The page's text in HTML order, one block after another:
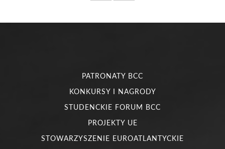
PATRONATY BCC
KONKURSY I NAGRODY
STUDENCKIE FORUM BCC
PROJEKTY UE
STOWARZYSZENIE EUROATLANTYCKIE